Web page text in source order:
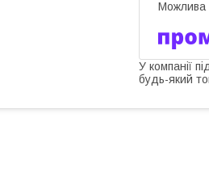
У компанії
будь-який